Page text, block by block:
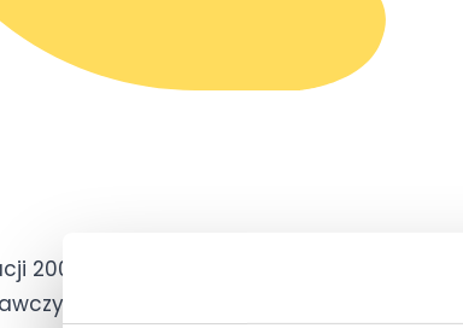
2000
Beyoncé, Pharrell, Rihanna, Brodka,